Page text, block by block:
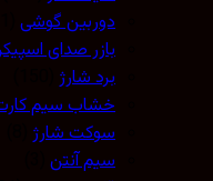
دوربین گوشی(11)
بازر صدای اسپیکر(7)
برد شارژ(150)
خشاب سیم کارت(16)
سوکت شارژ(8)
سیم آنتن(3)